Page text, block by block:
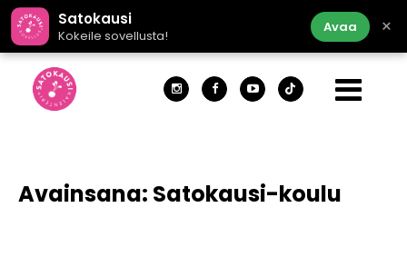
Satokausi
Kokeile sovellusta!
Avaa ×
Avainsana: Satokausi-koulu